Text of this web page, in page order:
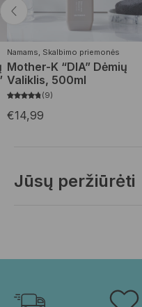
Namams Skalbimo priemonės
Mother-K “DIA” Dėmių
Valiklis, 500ml
9
€14,99
Jūsų peržiūrėti